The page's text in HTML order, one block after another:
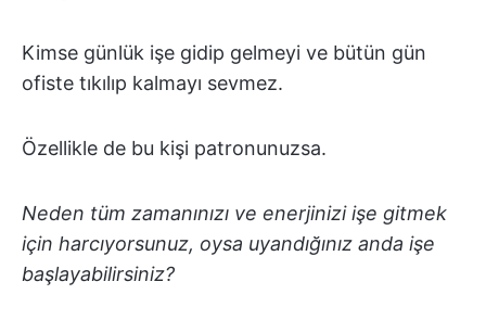
Kimse günlük işe gidip gelmeyi ve bütün gün
ofiste tıkılıp kalmayı sevmez.
Özellikle de bu kişi patronunuzsa.
Neden tüm zamanınızı ve enerjinizi işe gitmek
için harcıyorsunuz, oysa uyandığınız anda işe
başlayabilirsiniz?